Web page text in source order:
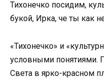
Тихонечко посидим,
букой, Ирка, че ты как
«Тихонечко» и
условными понятиями.
Света в ярко-красном